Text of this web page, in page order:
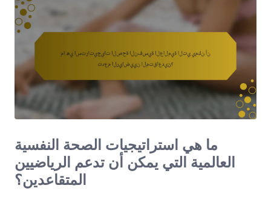
ما هي استراتيجيات الصحة النفسية
العالمية التي يمكن أن تدعم الرياضيين
المتقاعدين؟